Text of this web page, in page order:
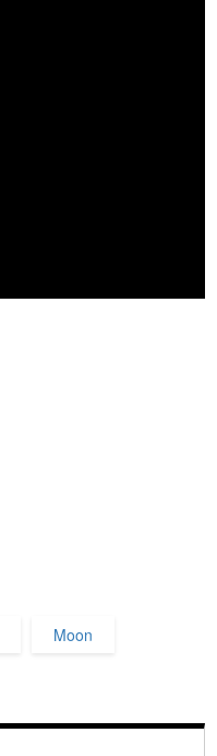
Moon